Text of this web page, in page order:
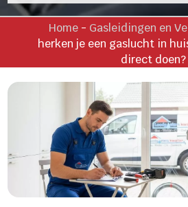
Home - Gasleidingen en
herken je een gaslucht in
direct doen?